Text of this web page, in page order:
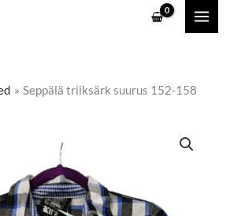
Seppälä triiksärk suurus 152-158